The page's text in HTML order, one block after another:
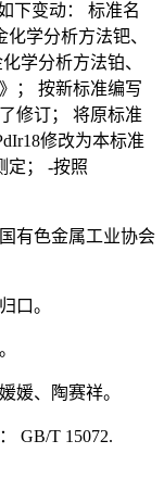
下变动： 标准名
学分析方法钯、
学分析方法铂、
； 按新标准编写
修订； 将原标准
修改为本标准
定； -按照
有色金属工业协会
口。
媛、陶赛祥。
GB/T 15072.